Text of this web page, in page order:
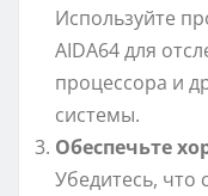
Используйте
AIDA64 для
процессора и
системы.
Обеспечьте
Убедитесь, что